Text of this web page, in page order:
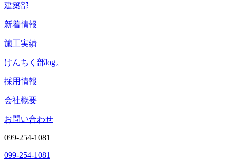
建築部
新着情報
施工実績
けんちく部log。
採用情報
会社概要
お問い合わせ
099-254-1081
099-254-1081